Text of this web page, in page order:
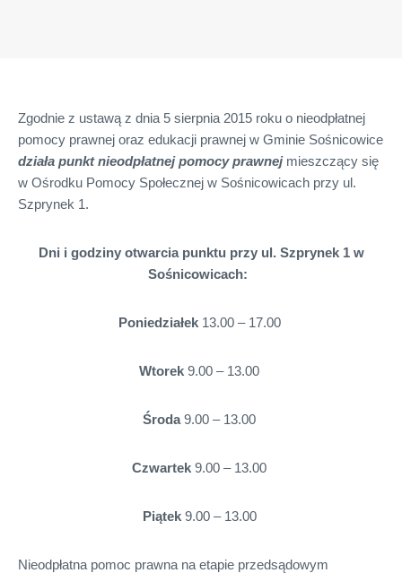
Zgodnie z ustawą z dnia 5 sierpnia 2015 roku o nieodpłatnej
pomocy prawnej oraz edukacji prawnej w Gminie Sośnicowice
działa punkt nieodpłatnej pomocy prawnejmieszczący się
w Ośrodku Pomocy Społecznej w Sośnicowicach przy ul.
Szprynek 1.
Dni i godziny otwarcia punktu przy ul. Szprynek 1 w
Sośnicowicach:
Poniedziałek13.00 – 17.00
Wtorek 9.00 – 13.00
Środa9.00 – 13.00
Czwartek 9.00 – 13.00
Piątek9.00 – 13.00
Nieodpłatna pomoc prawna na etapie przedsądowym